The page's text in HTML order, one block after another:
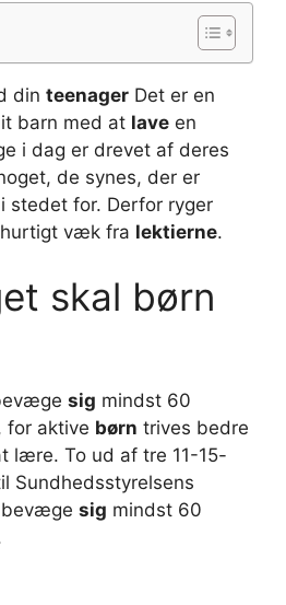
din teenager Det er en
barn med at lave en
i dag er drevet af deres
de synes, der er
stedet for. Derfor ryger
væk fra lektierne.
skal børn
sig mindst 60
for aktive børn trives bedre
lære. To ud af tre 11-15-
Sundhedsstyrelsens
bevæge sig mindst 60